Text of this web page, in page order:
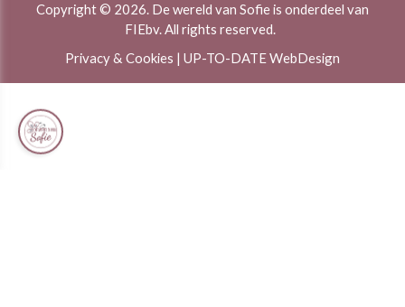
Copyright © 2026. De wereld van Sofie is onderdeel van
FIEbv. All rights reserved.
Privacy & Cookies | UP-TO-DATE WebDesign